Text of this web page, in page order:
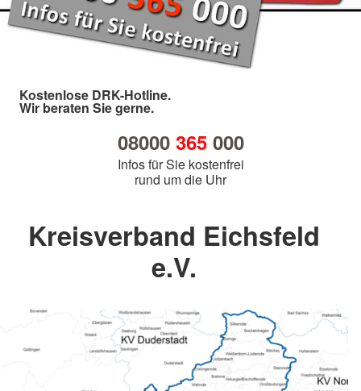
Kostenlose DRK-Hotline.
Wir beraten Sie gerne.
08000 365000
Infos für Sie kostenfrei
rund um die Uhr
Kreisverband Eichsfeld
e.V.